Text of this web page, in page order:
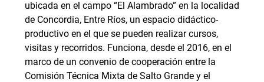
ubicada en el campo “El Alambrado” en la localidad
de Concordia, Entre Ríos, un espacio didáctico-
productivo en el que se pueden realizar cursos,
visitas y recorridos. Funciona, desde el 2016, en el
marco de un convenio de cooperación entre la
Comisión Técnica Mixta de Salto Grande y el